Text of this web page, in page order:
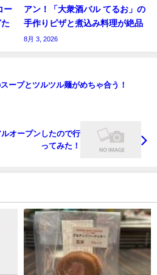
ー
アン！「大衆酒バル てるお」の
手作りピザと煮込み料理が絶品
8月 3, 2026
ープとツルツル麺がめちゃ合う！
オープンしたので行
ってみた！